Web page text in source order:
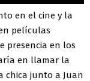
en el cine y la
películas
presencia en los
en llamar la
chica junto a Juan